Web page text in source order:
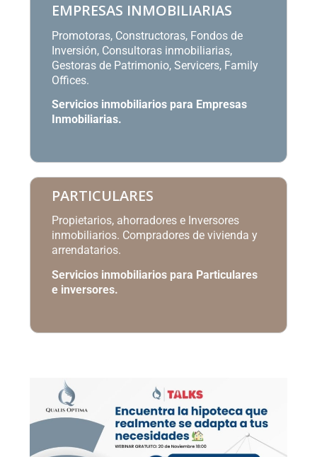
EMPRESAS INMOBILIARIAS
Promotoras, Constructoras, Fondos de
Inversión, Consultoras inmobiliarias,
Gestoras de Patrimonio, Servicers, Family
Offices.
Servicios inmobiliarios para Empresas
Inmobiliarias.
PARTICULARES
Propietarios, ahorradores e Inversores
inmobiliarios. Compradores de vivienda y
arrendatarios.
Servicios inmobiliarios para Particulares
e inversores.